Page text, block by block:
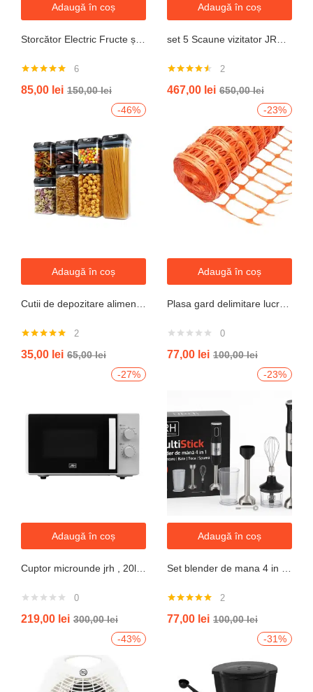
Adaugă în coș
5.00din 5
6
85,00 lei 150,00lei
Adaugă în coș
4.50din 5
2
467,00 lei 650,00lei
-46%
Adaugă în coș
5.00din 5
2
35,00 lei 65,00lei
-23%
Adaugă în coș
0
77,00 lei 100,00lei
-27%
Adaugă în coș
0
219,00 lei 300,00lei
-23%
Adaugă în coș
5.00din 5
2
77,00 lei 100,00lei
-43%
-31%